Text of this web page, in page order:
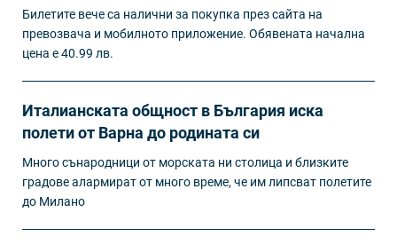
Билетите вече са налични за покупка през сайта на
превозвача и мобилното приложение. Обявената начална
цена е 40.99 лв.
Италианската общност в България иска
полети от Варна до родината си
Много сънародници от морската ни столица и близките
градове алармират от много време, че им липсват полетите
до Милано